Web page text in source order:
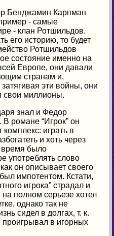
Бенджамин Карпман
- самые
- клан Ротшильдов.
его историю, то будет
Ротшильдов
состояние именно на
Европе, они давали
странам и,
эти войны, они
свои миллионы.
знал и Федор
романе “Игрок” он
играть в
и хоть через
время было
употреблять слово
он описывает своего
импотентом. Кстати,
игрока” страдал и
полном серьезе хотел
однако так не
сидел в долгах, т. к.
проигрывал в игорных